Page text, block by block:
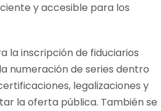
y accesible para los
la inscripción de fiduciarios
numeración de series dentro
legalizaciones y
la oferta pública. También se